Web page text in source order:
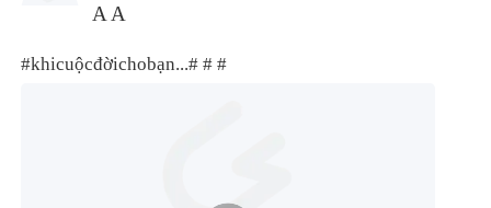
A A
#khicuộcđờichobạn...# # #